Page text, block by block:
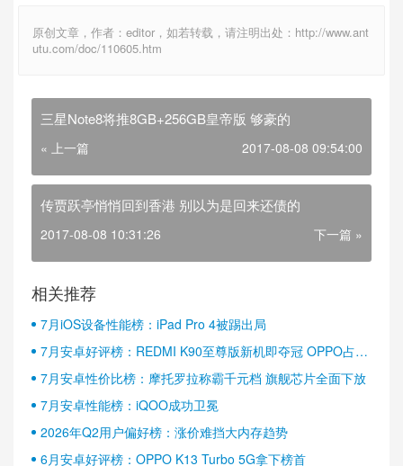
原创文章，作者：editor，如若转载，请注明出处：http://www.ant
utu.com/doc/110605.htm
三星Note8将推8GB+256GB皇帝版 够豪的
« 上一篇 2017-08-08 09:54:00
传贾跃亭悄悄回到香港 别以为是回来还债的
2017-08-08 10:31:26 下一篇 »
相关推荐
7月iOS设备性能榜：iPad Pro 4被踢出局
7月安卓好评榜：REDMI K90至尊版新机即夺冠 OPPO占据
半壁江山
7月安卓性价比榜：摩托罗拉称霸千元档 旗舰芯片全面下放
7月安卓性能榜：iQOO成功卫冕
2026年Q2用户偏好榜：涨价难挡大内存趋势
6月安卓好评榜：OPPO K13 Turbo 5G拿下榜首